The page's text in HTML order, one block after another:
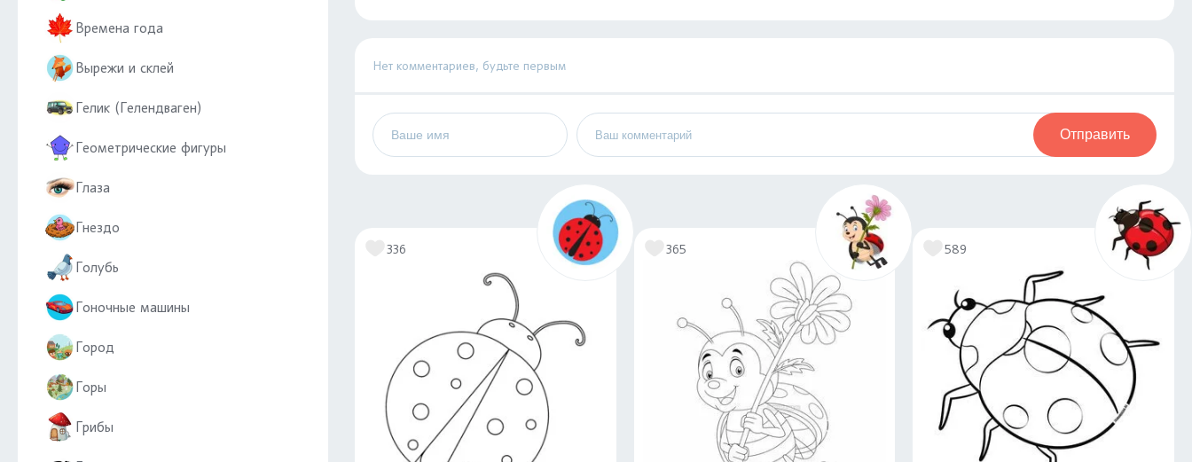
Времена года
Вырежи и склей
Гелик (Гелендваген)
Геометрические фигуры
Глаза
Гнездо
Голубь
Гоночные машины
Город
Горы
Грибы
Нет комментариев, будьте первым
Отправить
336 365 589